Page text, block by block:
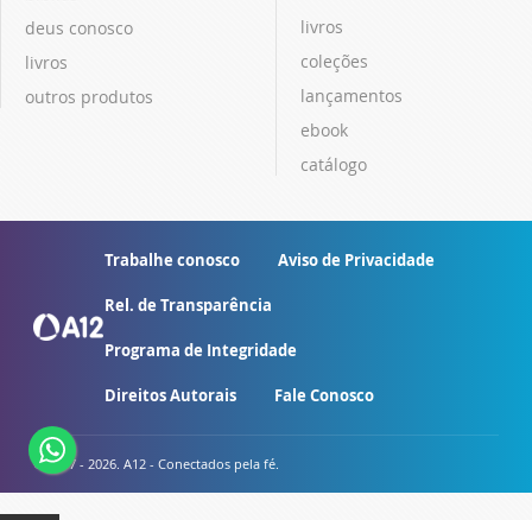
deus conosco
livros
outros produtos
livros
coleções
lançamentos
ebook
catálogo
Trabalhe conosco Aviso de Privacidade
Rel. de Transparência
Programa de Integridade
Direitos Autorais Fale Conosco
© 2007 - 2026. A12 - Conectados pela fé.